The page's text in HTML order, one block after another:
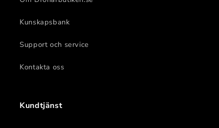
Kunskapsbank
Support och service
Kontakta oss
Kundtjänst